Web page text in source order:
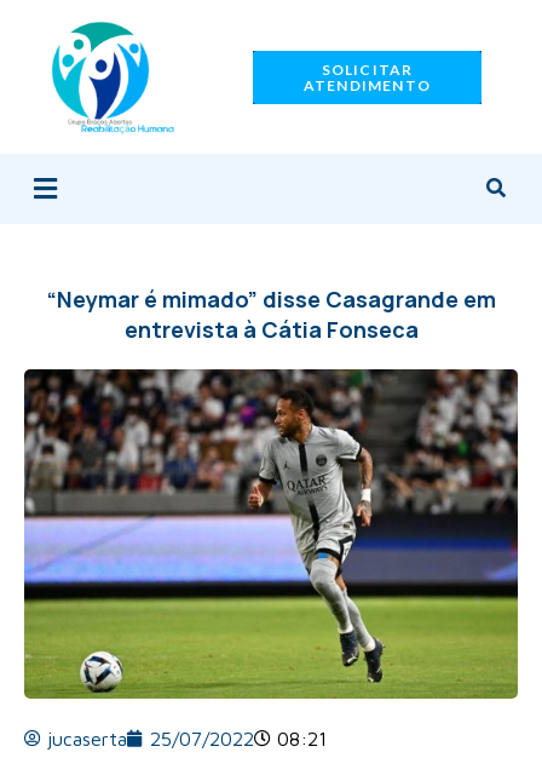
conteúdo
SOLICITAR
ATENDIMENTO
Menu
“Neymar é mimado” disse Casagrande em
entrevista à Cátia Fonseca
jucaserta 25/07/2022 08:21